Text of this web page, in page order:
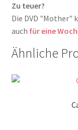
Zu teuer?
Die DVD "Mother"
auch für eine
Ähnliche